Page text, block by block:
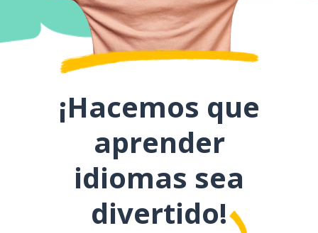
¡Hacemos que
aprender
idiomas sea
divertido!